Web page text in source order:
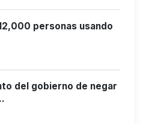
personas usando
del gobierno de negar